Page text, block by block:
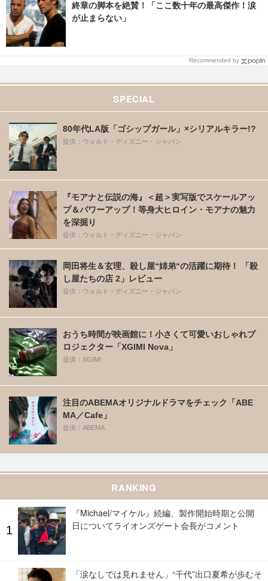
終章の脚本を絶賛！「ここ数十年の最高傑作！涙
が止まらない」
Recommended by
SPECIAL
80年代LA版「ゴシップガール」×シリアルキラー!?
提供：ウォルト・ディズニー・ジャパン
『モアナと伝説の海』＜超＞実写版でスケールアッ
プ＆パワーアップ！等身大ヒロイン・モアナの魅力
を深掘り
提供：ウォルト・ディズニー・ジャパン
岡田将生＆玄理、殺し屋“姉弟“の活躍に期待！ 「殺
し屋たちの店 2」レビュー
提供：ウォルト・ディズニー・ジャパン
おうち時間が映画館に！小さくて可愛いおしゃれプ
ロジェクター「XGIMI Nova」
提供：XGIMI
注目のABEMAオリジナルドラマをチェック「ABE
MA／Cafe」
提供：ABEMA
RANKING
『Michael/マイケル』続編、製作開始時期と公開
日についてライオンズゲート会長がコメント
「涙なしでは見れません」“千代”出口夏希が歩むそ